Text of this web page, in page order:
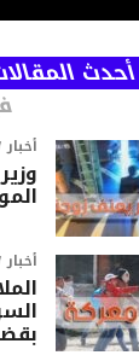
أحدث
أخبار
أخبار